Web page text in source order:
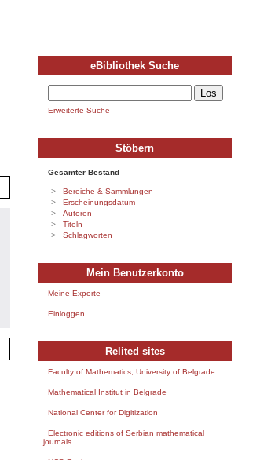
eBibliothek Suche
Erweiterte Suche
Stöbern
Gesamter Bestand
Bereiche & Sammlungen
Erscheinungsdatum
Autoren
Titeln
Schlagworten
Mein Benutzerkonto
Meine Exporte
Einloggen
Relited sites
Faculty of Mathematics, University of Belgrade
Mathematical Institut in Belgrade
National Center for Digitization
Electronic editions of Serbian mathematical
journals